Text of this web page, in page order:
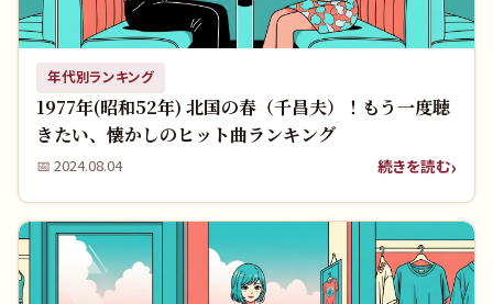
年代別ランキング
1977年(昭和52年) 北国の春（千昌夫）！もう一度聴
きたい、懐かしのヒット曲ランキング
📅 2024.08.04 続きを読む